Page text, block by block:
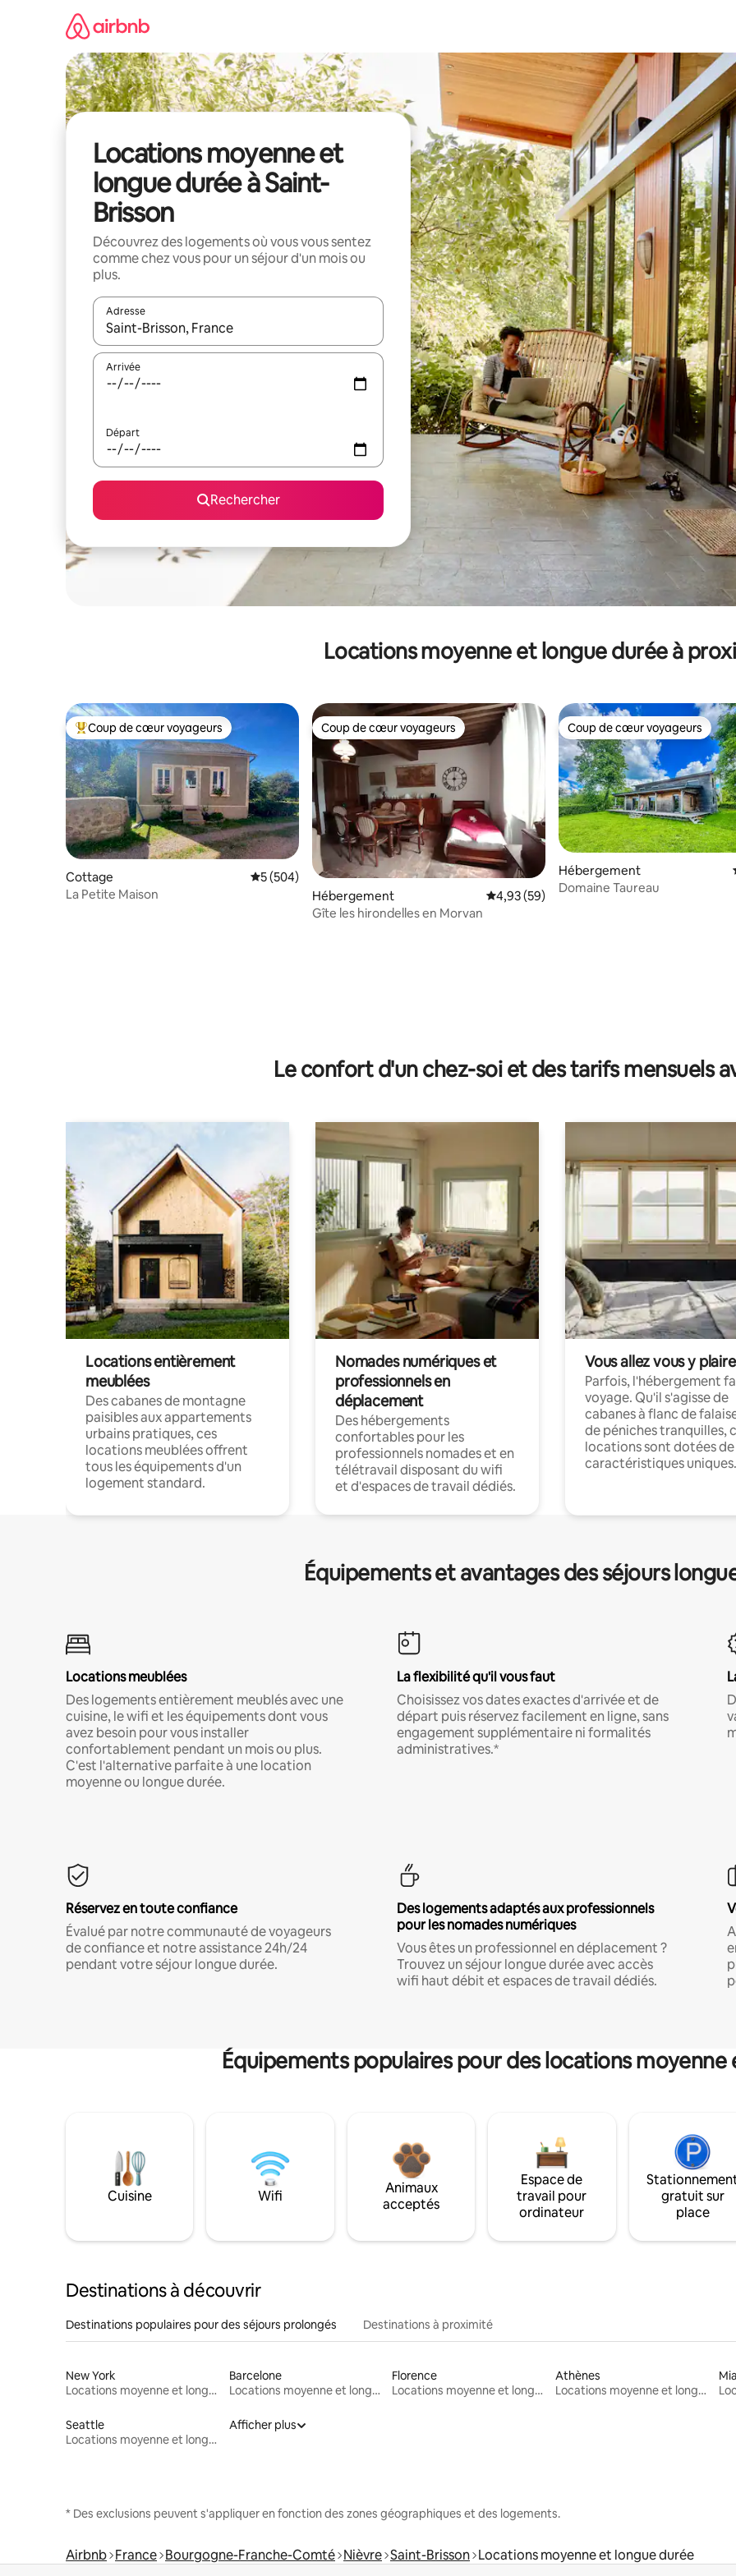
Locations moyenne et
longue durée à Saint-
Brisson
Découvrez des logements où vous vous sentez
comme chez vous pour un séjour d'un mois ou
plus.
Adresse
Lorsque les résultats s'affichent, utilisez les flèches vers le haut et vers le bas pour les parcourir ou en appuyant et en
Arrivée
Départ
Rechercher
Locations moyenne et longue durée à
Coups de cœur voyageurs les plus appréciés
Coup de cœur voyageurs
Cottage Évaluation moyenne sur la base de 504 commentaires : 5 sur 5
5 (504)
La Petite Maison
Coup de cœur voyageurs
Coup de cœur voyageurs
Hébergement Évaluation moyenne sur la base de 59
4,93 (59)
Gîte les hirondelles en Morvan
Coup de cœur voyageurs
Coup de cœur voyageurs
Hébergement
Domaine Taureau
Le confort d'un chez-soi et des tarifs mensuels
Locations entièrement
meublées
Des cabanes de montagne
paisibles aux appartements
urbains pratiques, ces
locations meublées offrent
tous les équipements d'un
logement standard.
Nomades numériques et
professionnels en
déplacement
Des hébergements
confortables pour les
professionnels nomades et en
télétravail disposant du wifi
et d'espaces de travail dédiés.
Vous allez vous y plaire
Parfois, l'hébergement
voyage. Qu'il s'agisse de
cabanes à flanc de
de péniches tranquilles,
locations sont dotées de
caractéristiques uniques.
Équipements et avantages des séjours
Locations meublées
Des logements entièrement meublés avec une
cuisine, le wifi et les équipements dont vous
avez besoin pour vous installer
confortablement pendant un mois ou plus.
C'est l'alternative parfaite à une location
moyenne ou longue durée.
La flexibilité qu'il vous faut
Choisissez vos dates exactes d'arrivée et de
départ puis réservez facilement en ligne, sans
engagement supplémentaire ni formalités
administratives.*
Réservez en toute confiance
Évalué par notre communauté de voyageurs
de confiance et notre assistance 24h/24
pendant votre séjour longue durée.
Des logements adaptés aux professionnels
pour les nomades numériques
Vous êtes un professionnel en déplacement ?
Trouvez un séjour longue durée avec accès
wifi haut débit et espaces de travail dédiés.
Équipements populaires pour des locations
Cuisine Wifi
Animaux
acceptés
Espace de
travail pour
ordinateur
gratuit sur
place
Destinations à découvrir
Destinations populaires pour des séjours prolongés Destinations à proximité
New York
Locations moyenne et longue durée
Barcelone
Locations moyenne et longue durée
Florence
Locations moyenne et longue durée
Athènes
Locations moyenne et longue durée
Seattle
Locations moyenne et longue durée
Afficher plus
* Des exclusions peuvent s'appliquer en fonction des zones géographiques et des logements.
Airbnb France Bourgogne-Franche-Comté Nièvre Saint-Brisson Locations moyenne et longue durée